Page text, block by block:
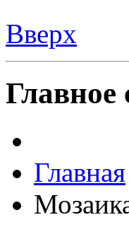
Вверх
Главное
Главная